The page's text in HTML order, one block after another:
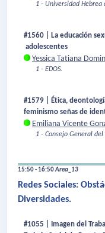
1 - Universidad Hebrea
#1560 | La educación
adolescentes
Yessica Tatiana
1 - EDOS.
#1579 | Ética,
feminismo señas de
Emiliana Vicente
1 - Consejo General del
15:50 - 16:50Area_13
Redes Sociales:
Diversidades.
#1055 | Imagen del